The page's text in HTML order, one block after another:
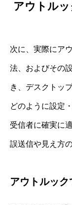
アウトル
次に、実際にア
法、およびその
き、デスクトッ
どのように設定
受信者に確実に
誤送信や見え方
アウトルッ